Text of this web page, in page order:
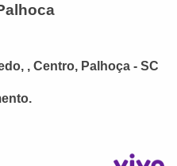
, Centro, Palhoça - SC